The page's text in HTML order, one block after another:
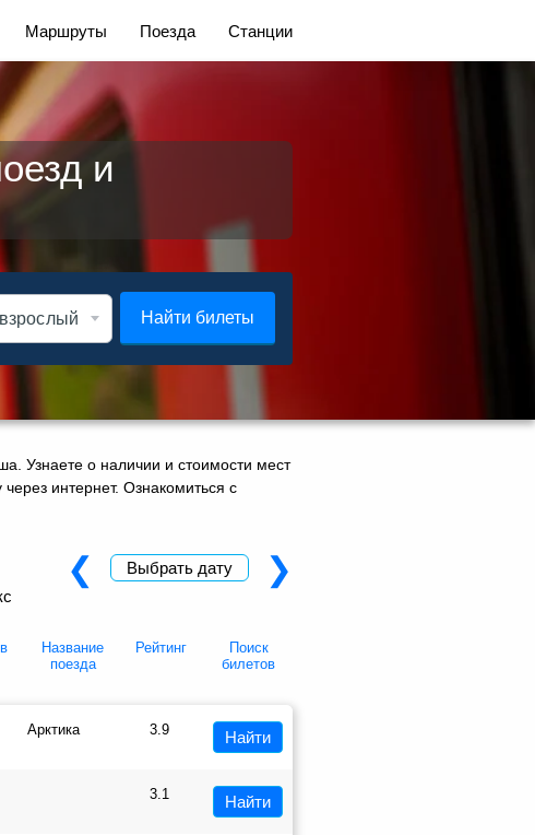
Маршруты Поезда Станции
и
Найти билеты
Узнаете о наличии и стоимости мест
интернет. Ознакомиться с
❮ Выбрать дату ❯
Название
поезда
Рейтинг
Поиск
билетов
Арктика 3.9 Найти
3.1 Найти